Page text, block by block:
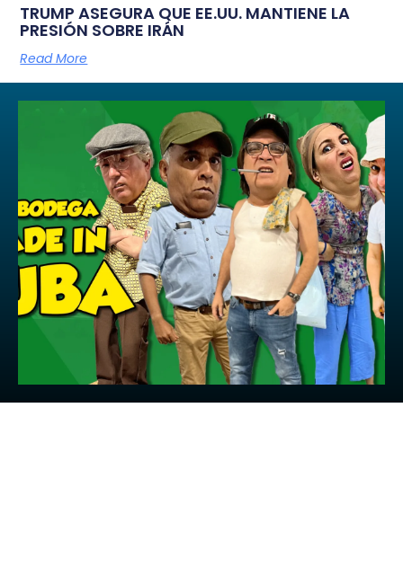
TRUMP ASEGURA QUE EE.UU. MANTIENE LA
PRESIÓN SOBRE IRÁN
Read More